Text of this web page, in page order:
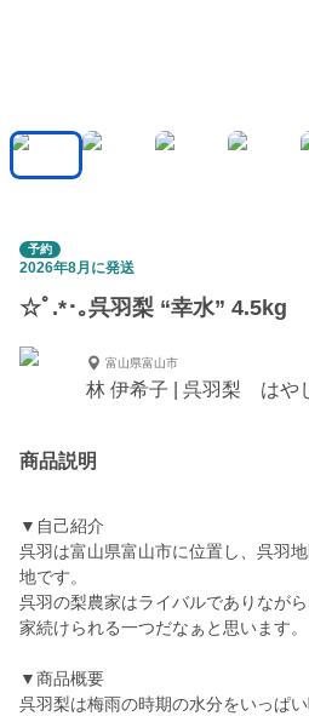
予約
2026年8月に発送
☆ﾟ.*･｡呉羽梨 “幸水” 4.5kg
富山県富山市
林 伊希子 | 呉羽梨 はや
商品説明
▼自己紹介
呉羽は富山県富山市に位置し、呉羽
地です。
呉羽の梨農家はライバルでありなが
家続けられる一つだなぁと思います。
▼商品概要
呉羽梨は梅雨の時期の水分をいっぱ